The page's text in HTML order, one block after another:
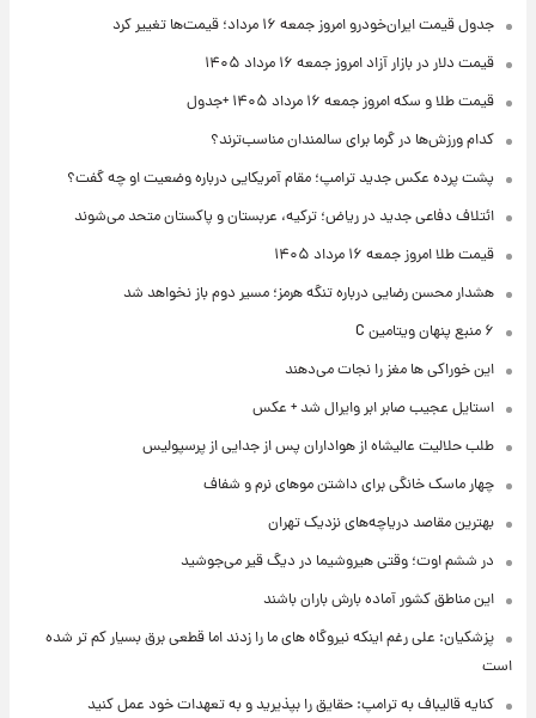
جدول قیمت ایران‌خودرو امروز جمعه ۱۶ مرداد؛ قیمت‌ها تغییر کرد
قیمت دلار در بازار آزاد امروز جمعه ۱۶ مرداد ۱۴۰۵
قیمت طلا و سکه امروز جمعه ۱۶ مرداد ۱۴۰۵ +جدول
کدام ورزش‌ها در گرما برای سالمندان مناسب‌ترند؟
پشت پرده عکس جدید ترامپ؛ مقام آمریکایی درباره وضعیت او چه گفت؟
ائتلاف دفاعی جدید در ریاض؛ ترکیه، عربستان و پاکستان متحد می‌شوند
قیمت طلا امروز جمعه ۱۶ مرداد ۱۴۰۵
هشدار محسن رضایی درباره تنگه هرمز؛ مسیر دوم باز نخواهد شد
۶ منبع پنهان ویتامین C
این خوراکی ها مغز را نجات می‌دهند
استایل عجیب صابر ابر وایرال شد + عکس
طلب حلالیت عالیشاه از هواداران پس از جدایی از پرسپولیس
چهار ماسک خانگی برای داشتن موهای نرم و شفاف
بهترین مقاصد دریاچه‌های نزدیک تهران
در ششم اوت؛ وقتی هیروشیما در دیگ قیر می‌جوشید
این مناطق کشور آماده بارش باران باشند
پزشکیان: علی رغم اینکه نیروگاه های ما را زدند اما قطعی برق بسیار کم تر شده
است
کنایه قالیباف به ترامپ: حقایق را بپذیرید و به تعهدات خود عمل کنید